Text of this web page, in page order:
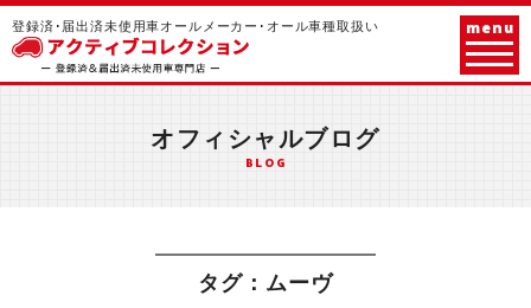
登録済･届出済未使用車オールメーカー･オール車種取扱い menu
オフィシャルブログ
BLOG
タグ：ムーヴ